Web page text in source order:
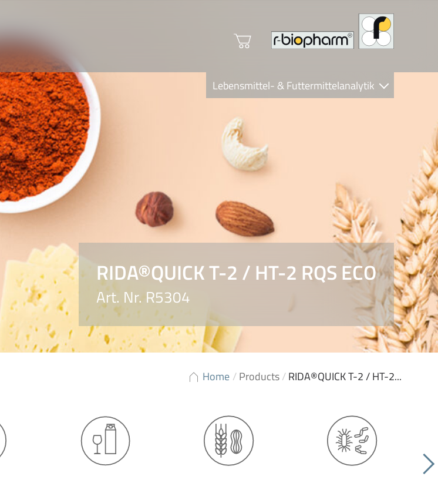
Lebensmittel- & Futtermittelanalytik
R-Biopharm AG
Nutrition Care
RIDA®QUICK T-2 / HT-2 RQS ECO
Art. Nr. R5304
Home /Products/RIDA®QUICK T-2 / HT-2...